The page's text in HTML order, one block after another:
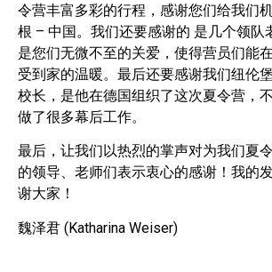
令营丰富多彩的行程，感谢您们给我们
根 – 中国。我们还要感谢的 是几个领队
是您们无微不至的关爱，使得营员们能
受到家的温暖。最后还要感谢我们纽伦
校长，是他在德国组织了这次夏令营，
做了很多幕后工作。
最后，让我们以热烈的掌声对为我们夏
的领导、老师们表示衷心的感谢！我的
谢大家！
魏泽君 (Katharina Weiser)